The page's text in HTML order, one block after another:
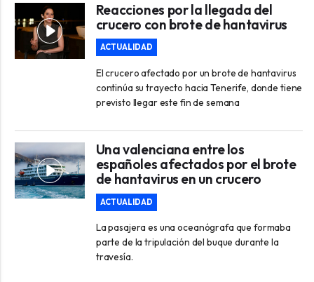
Reacciones por la llegada del
crucero con brote de hantavirus
ACTUALIDAD
El crucero afectado por un brote de hantavirus
continúa su trayecto hacia Tenerife, donde tiene
previsto llegar este fin de semana
Una valenciana entre los
españoles afectados por el brote
de hantavirus en un crucero
ACTUALIDAD
La pasajera es una oceanógrafa que formaba
parte de la tripulación del buque durante la
travesía.